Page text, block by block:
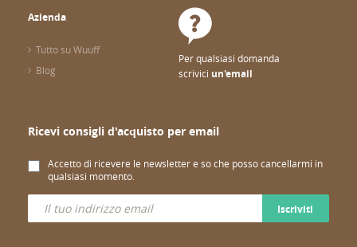
Azienda
Tutto su Wuuff
Blog
Per qualsiasi domanda
scrivici un'email
Ricevi consigli d'acquisto per email
Accetto di ricevere le newsletter e so che posso cancellarmi in
qualsiasi momento.
Iscriviti